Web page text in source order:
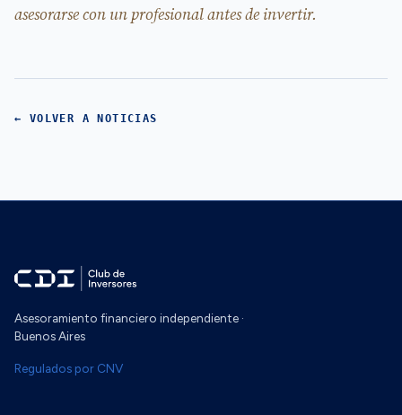
asesorarse con un profesional antes de invertir.
← VOLVER A NOTICIAS
Asesoramiento financiero independiente ·
Buenos Aires
Regulados por CNV